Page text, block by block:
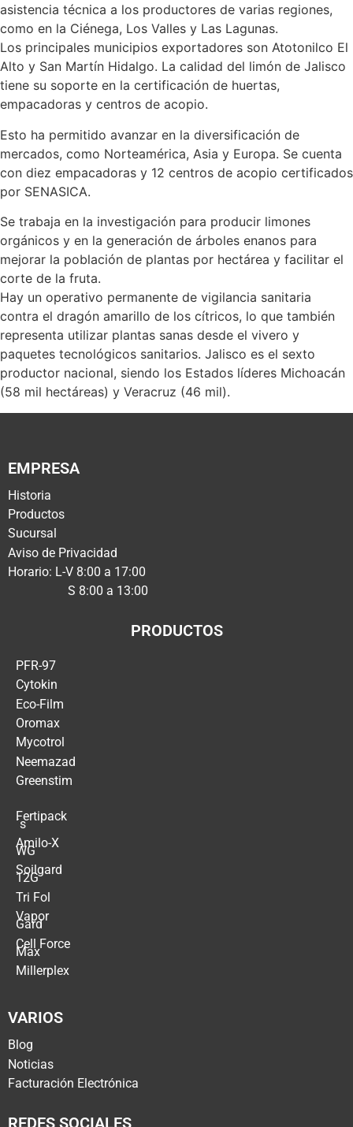
asistencia técnica a los productores de varias regiones,
como en la Ciénega, Los Valles y Las Lagunas.
Los principales municipios exportadores son Atotonilco El
Alto y San Martín Hidalgo. La calidad del limón de Jalisco
tiene su soporte en la certificación de huertas,
empacadoras y centros de acopio.
Esto ha permitido avanzar en la diversificación de
mercados, como Norteamérica, Asia y Europa. Se cuenta
con diez empacadoras y 12 centros de acopio certificados
por SENASICA.
Se trabaja en la investigación para producir limones
orgánicos y en la generación de árboles enanos para
mejorar la población de plantas por hectárea y facilitar el
corte de la fruta.
Hay un operativo permanente de vigilancia sanitaria
contra el dragón amarillo de los cítricos, lo que también
representa utilizar plantas sanas desde el vivero y
paquetes tecnológicos sanitarios. Jalisco es el sexto
productor nacional, siendo los Estados líderes Michoacán
(58 mil hectáreas) y Veracruz (46 mil).
EMPRESA
Historia
Productos
Sucursal
Aviso de Privacidad
Horario: L-V 8:00 a 17:00
S 8:00 a 13:00
PRODUCTOS
PFR-97
Cytokin
Eco-Film
Oromax
Mycotrol
Neemazad
Greenstim
Fertipack
´s
Amilo-X
WG
Soilgard
12G
Tri Fol
Vapor
Gard
Cell Force
Max
Millerplex
VARIOS
Blog
Noticias
Facturación Electrónica
REDES SOCIALES